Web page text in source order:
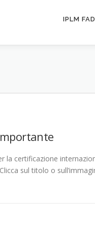
IPLM FAD
la certificazione
sul titolo o